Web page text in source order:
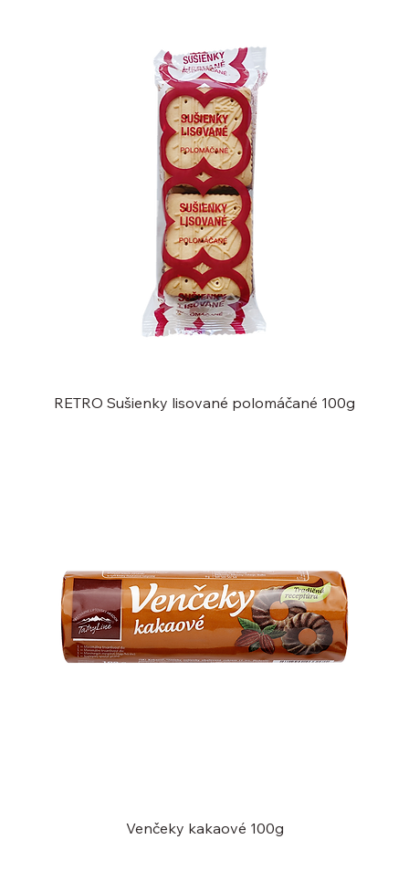
RETRO Sušienky lisované polomáčané 100g
Venčeky kakaové 100g